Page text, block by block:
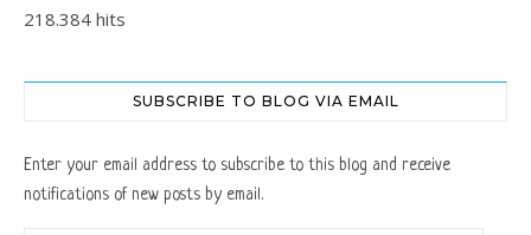
218.384 hits
SUBSCRIBE TO BLOG VIA EMAIL
Enter your email address to subscribe to this blog and receive
notifications of new posts by email.